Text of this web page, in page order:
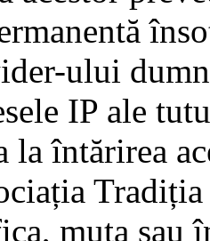
ului
IP ale
la întărirea
muta sau